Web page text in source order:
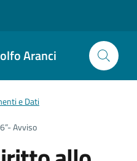
Aranci
e Dati
Avviso